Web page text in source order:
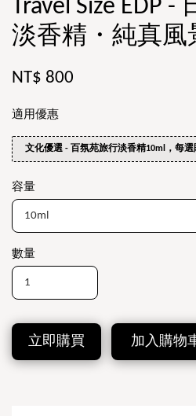
Travel Size EDP
淡香精・純真風
NT$ 800
適用優惠
文化優選 - 百氛苑旅行淡香精10ml，每選
容量
數量
立即購買 加入購物